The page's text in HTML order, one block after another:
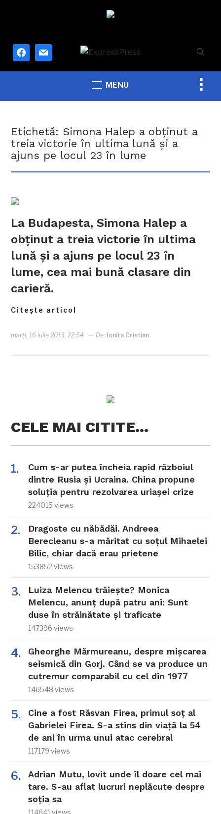
facebook
mail
MENU
Etichetă: Simona Halep a obţinut a
treia victorie în ultima lună şi a
ajuns pe locul 23 în lume
La Budapesta, Simona Halep a
obţinut a treia victorie în ultima
lună şi a ajuns pe locul 23 în
lume, cea mai bună clasare din
carieră.
Citește articol
marți, 16 iulie 2013, 22:54 De: Ionita Cristian
CELE MAI CITITE…
Cum s-ar putea încheia rapid războiul
dintre Rusia și Ucraina. China propune
soluția pentru rezolvarea uriașei crize
224015 views
Dragoste cu năbădăi. Andreea
Berecleanu s-a măritat cu soțul Mihaelei
Bilic, chiar dacă erau prietene
153852 views
Luiza Melencu trăiește? Monica
Melencu, anunț după patru ani: Sunt
duse în străinătate și traficate
147396 views
Gheorghe Mărmureanu, despre mișcarea
seismică din Gorj. Când se va produce un
cutremur comparabil cu cel din 1977
146548 views
Cine a fost Răsvan Firea, primul soț al
Gabrielei Firea. S-a stins din viață la 54
de ani în urma unui atac cerebral
117179 views
Adrian Mutu, lovit unde îl doare cel mai
tare. S-au aflat lucruri neplăcute despre
soția sa
114641 views